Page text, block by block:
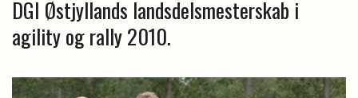
DGI Østjyllands landsdelsmesterskab i
agility og rally 2010.